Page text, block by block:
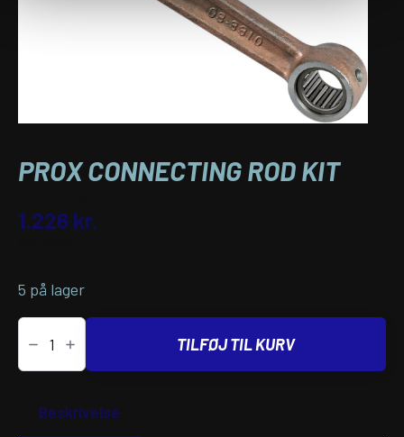
PROX CONNECTING ROD KIT
1.226 kr.
5 på lager
PROX
CONNECTING
ROD
KIT
TILFØJ TIL KURV
Beskrivelse